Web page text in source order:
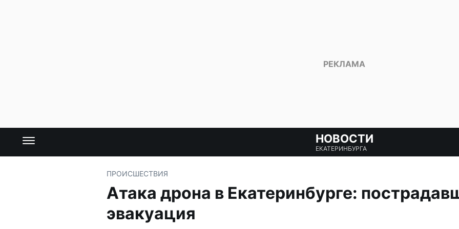
НОВОСТИ
ЕКАТЕРИНБУРГА
ПРОИСШЕСТВИЯ
Атака дрона в Екатеринбурге:
эвакуация